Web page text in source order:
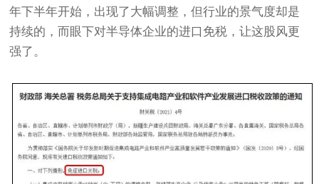
年下半年开始，出现了大幅调整，但行业的景气度却是
持续的，而眼下对半导体企业的进口免税，让这股风更
强了。